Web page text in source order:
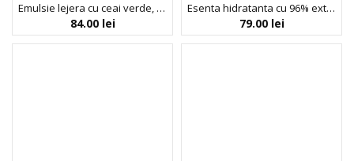
Emulsie lejera cu ceai verde, Isntree, 120 ml
84.00 lei
Esenta hidratanta cu 96% extract de melci, Cosrx, 100 ml
79.00 lei